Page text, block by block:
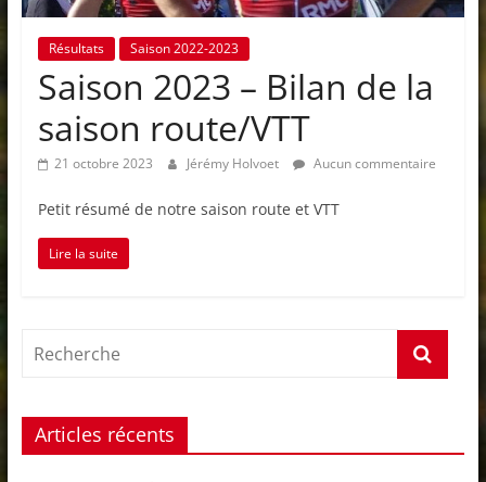
Résultats Saison 2022-2023
Saison 2023 – Bilan de la
saison route/VTT
21 octobre 2023 Jérémy Holvoet Aucun commentaire
Petit résumé de notre saison route et VTT
Lire la suite
Articles récents